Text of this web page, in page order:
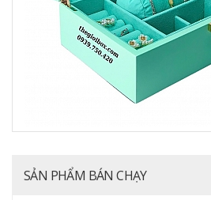
SẢN PHẨM BÁN CHẠY